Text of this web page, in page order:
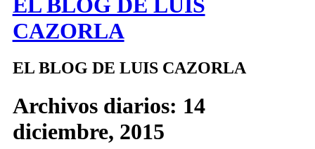
CAZORLA
EL BLOG DE LUIS CAZORLA
Archivos diarios: 14
diciembre, 2015